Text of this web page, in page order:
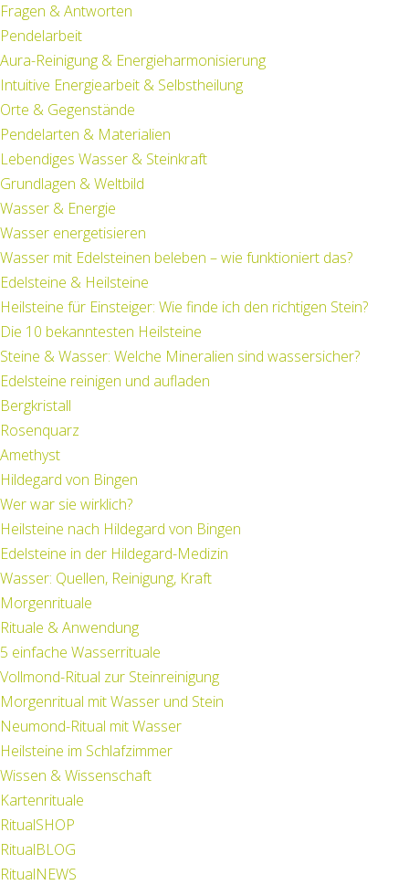
Fragen & Antworten
Pendelarbeit
Aura-Reinigung & Energieharmonisierung
Intuitive Energiearbeit & Selbstheilung
Orte & Gegenstände
Pendelarten & Materialien
Lebendiges Wasser & Steinkraft
Grundlagen & Weltbild
Wasser & Energie
Wasser energetisieren
Wasser mit Edelsteinen beleben – wie funktioniert das?
Edelsteine & Heilsteine
Heilsteine für Einsteiger: Wie finde ich den richtigen Stein?
Die 10 bekanntesten Heilsteine
Steine & Wasser: Welche Mineralien sind wassersicher?
Edelsteine reinigen und aufladen
Bergkristall
Rosenquarz
Amethyst
Hildegard von Bingen
Wer war sie wirklich?
Heilsteine nach Hildegard von Bingen
Edelsteine in der Hildegard-Medizin
Wasser: Quellen, Reinigung, Kraft
Morgenrituale
Rituale & Anwendung
5 einfache Wasserrituale
Vollmond-Ritual zur Steinreinigung
Morgenritual mit Wasser und Stein
Neumond-Ritual mit Wasser
Heilsteine im Schlafzimmer
Wissen & Wissenschaft
Kartenrituale
RitualSHOP
RitualBLOG
RitualNEWS